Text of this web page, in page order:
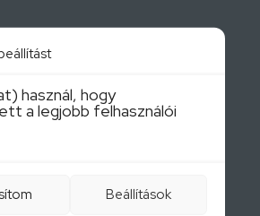
használ, hogy
a legjobb felhasználói
Beállítások